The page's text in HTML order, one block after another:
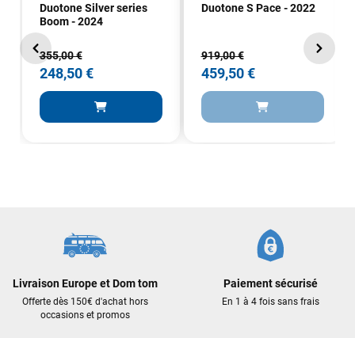
Duotone Silver series
Boom - 2024
355,00 €
248,50 €
Duotone S Pace - 2022
919,00 €
459,50 €
Livraison Europe et Dom tom
Offerte dès 150€ d'achat hors
occasions et promos
Paiement sécurisé
En 1 à 4 fois sans frais